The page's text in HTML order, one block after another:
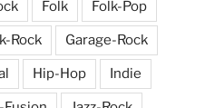
Folk Folk-Pop
Rock Garage-Rock
Hip-Hop Indie